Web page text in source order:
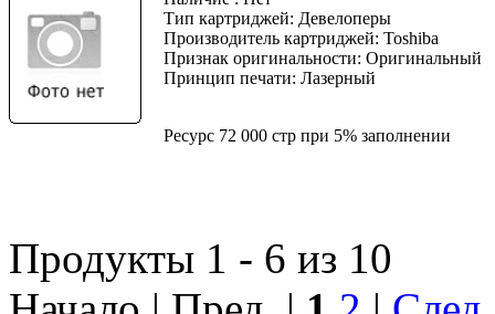
Тип картриджей: Девелоперы
Производитель картриджей: Toshiba
Признак оригинальности: Оригинальный
Принцип печати: Лазерный
Ресурс 72 000 стр при 5% заполнении
Продукты 1 - 6 из 10